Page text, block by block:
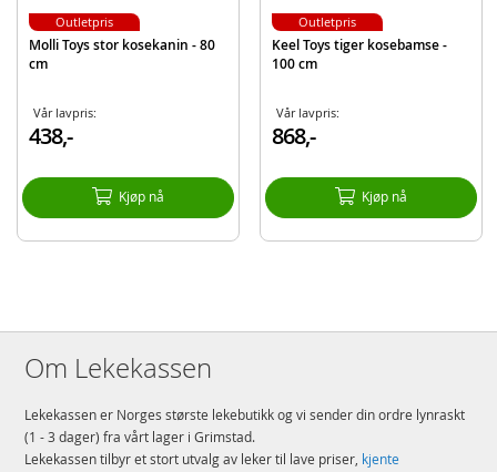
Molli Toys stor kosekanin - 80
cm
Vår lavpris:
438,-
Kjøp nå
Outletpris
Keel Toys tiger kosebamse -
100 cm
Vår lavpris:
868,-
Kjøp nå
Outletpris
Om Lekekassen
Lekekassen er Norges største lekebutikk og vi sender din ordre lynraskt
(1 - 3 dager) fra vårt lager i Grimstad.
Lekekassen tilbyr et stort utvalg av leker til lave priser, kjente